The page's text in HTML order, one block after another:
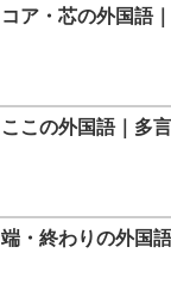
コア・芯の外国語
ここの外国語｜多
端・終わりの外国